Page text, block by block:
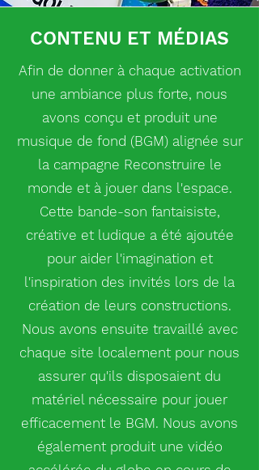
CONTENU ET MÉDIAS
Afin de donner à chaque activation
une ambiance plus forte, nous
avons conçu et produit une
musique de fond (BGM) alignée sur
la campagne Reconstruire le
monde et à jouer dans l'espace.
Cette bande-son fantaisiste,
créative et ludique a été ajoutée
pour aider l'imagination et
l'inspiration des invités lors de la
création de leurs constructions.
Nous avons ensuite travaillé avec
chaque site localement pour nous
assurer qu'ils disposaient du
matériel nécessaire pour jouer
efficacement le BGM. Nous avons
également produit une vidéo